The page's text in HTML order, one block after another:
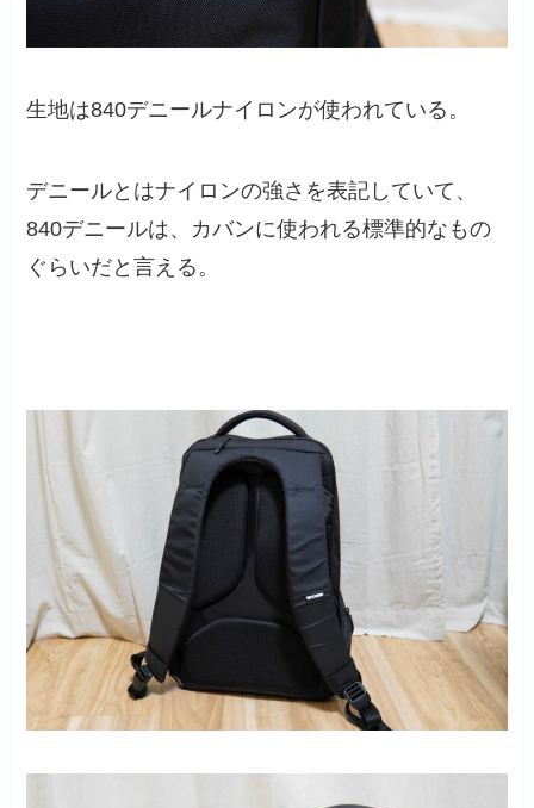
生地は840デニールナイロンが使われている。
デニールとはナイロンの強さを表記していて、
840デニールは、カバンに使われる標準的なもの
ぐらいだと言える。